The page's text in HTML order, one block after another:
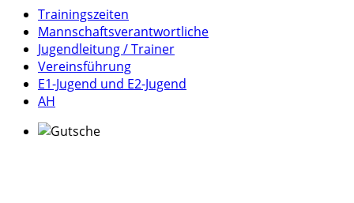
Trainingszeiten
Mannschaftsverantwortliche
Jugendleitung / Trainer
Vereinsführung
E1-Jugend und E2-Jugend
AH